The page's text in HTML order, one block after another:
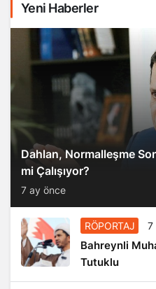
Yeni Haberler
Dahlan, Normalleşme
mi Çalışıyor?
7 ay önce
RÖPORTAJ 7
Bahreynli
Tutuklu